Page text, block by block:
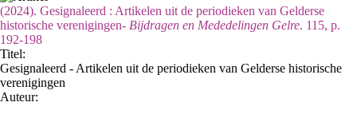
(2024). Gesignaleerd : Artikelen uit de periodieken van Gelderse
historische verenigingen- Bijdragen en Mededelingen Gelre. 115, p.
192-198
Titel:
Gesignaleerd - Artikelen uit de periodieken van Gelderse historische
verenigingen
Auteur: